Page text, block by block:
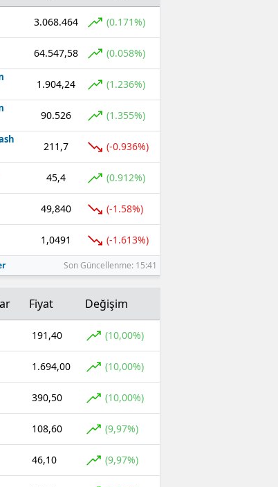
3.068.464 (0.171%)
64.547,58 (0.058%)
1.904,24 (1.236%)
90.526 (1.355%)
211,7 (-0.936%)
45,4 (0.912%)
49,840 (-1.58%)
1,0491 (-1.613%)
Son Güncellenme: 15:41
Fiyat Değişim
191,40 (10,00%)
1.694,00 (10,00%)
390,50 (10,00%)
108,60 (9,97%)
46,10 (9,97%)